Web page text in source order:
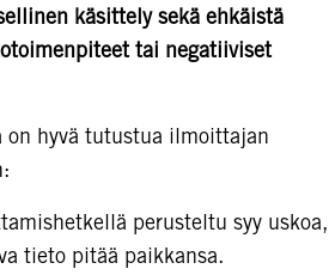
käsittely sekä ehkäistä
tai negatiiviset
hyvä tutustua ilmoittajan
perusteltu syy uskoa,
tieto pitää paikkansa.